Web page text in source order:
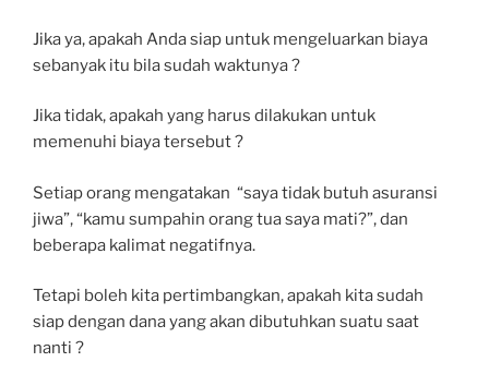
Jika ya, apakah Anda siap untuk mengeluarkan biaya
sebanyak itu bila sudah waktunya ?
Jika tidak, apakah yang harus dilakukan untuk
memenuhi biaya tersebut ?
Setiap orang mengatakan “saya tidak butuh asuransi
jiwa”, “kamu sumpahin orang tua saya mati?”, dan
beberapa kalimat negatifnya.
Tetapi boleh kita pertimbangkan, apakah kita sudah
siap dengan dana yang akan dibutuhkan suatu saat
nanti ?